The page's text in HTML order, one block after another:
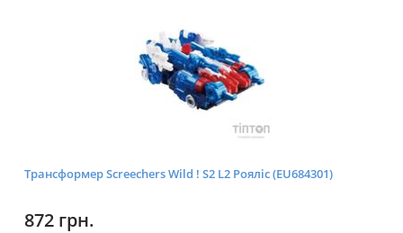
Трансформер Screechers Wild ! S2 L2 Рояліс (EU684301)
872 грн.